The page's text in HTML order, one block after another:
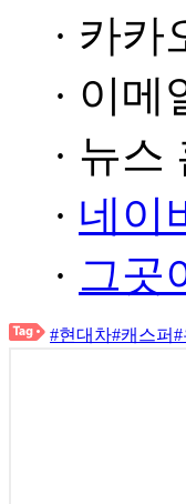
· 카
· 이메
· 뉴스
· 네이
· 그곳
#현대차#캐스퍼#